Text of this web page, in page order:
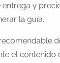
entrega y
la guía.
el contenido